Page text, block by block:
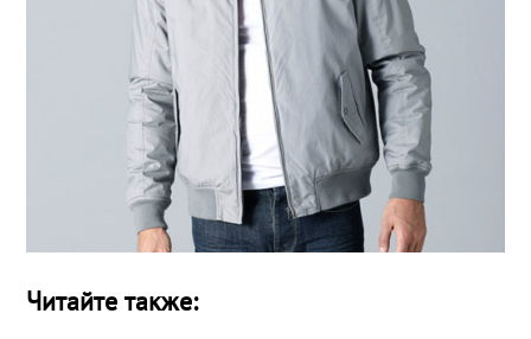
Читайте также: